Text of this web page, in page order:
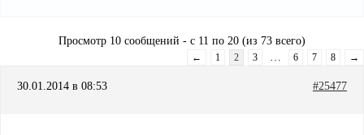
Просмотр 10 сообщений - с 11 по 20 (из 73 всего)
← 1 2 3 … 6 7 8 →
30.01.2014 в 08:53 #25477